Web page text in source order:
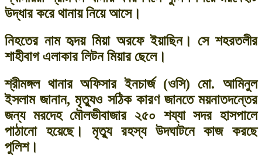
উদ্ধার করে থানায় নিয়ে আসে।
নিহতের নাম হৃদয় মিয়া অরফে ইয়াছিন। সে শহরতলীর
শাহীবাগ এলাকার লিটন মিয়ার ছেলে।
শ্রীমঙ্গল থানার অফিসার ইনচার্জ (ওসি) মো. আমিনুল
ইসলাম জানান, মৃত্যুও সঠিক কারণ জানতে ময়নাতদন্তের
জন্য মরদেহ মৌলভীবাজার ২৫০ শয্যা সদর হাসপালে
পাঠানো হয়েছে। মৃত্যু রহস্য উদঘাটনে কাজ করছে
পুলিশ।